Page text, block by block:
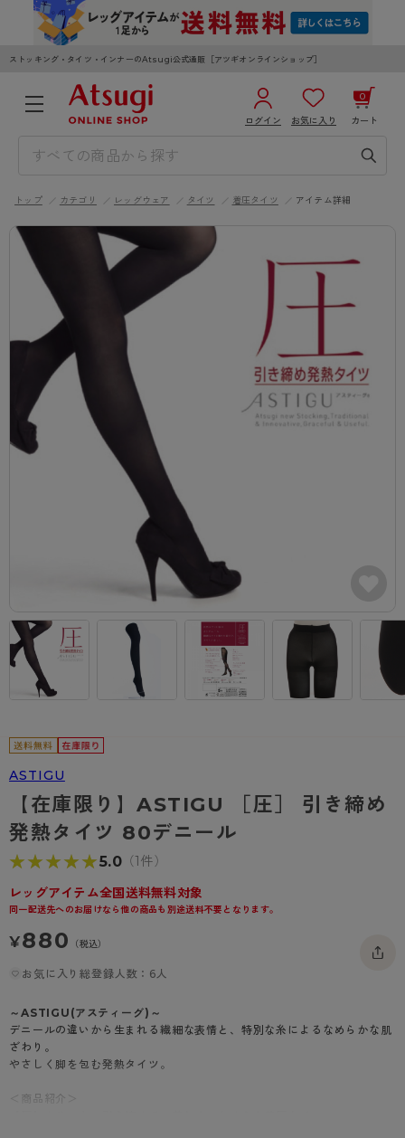
ストッキング・タイツ・インナーのAtsugi公式通販［アツギオンラインショップ］
ログイン お気に入り カート
0
カートを見る
3,980円以上のご購入で送料無料
ログイン／新規会員登録
WOMEN KIDS
カテゴリから探す
レッグウェア
ストッキング
- 無地ストッキング
- 柄ストッキング
- ショート丈ストッキング
- 着圧ストッキング
- パンティ部レスストッキング
タイツ
- 柄タイツ
- ひざ下丈タイツ
- 着圧タイツ
ソックス・靴下
レギンス・スパッツ
インナーウェア
- ノンワイヤーブラ
- ブラトップ
ショーツ
- レギュラーショーツ
肌着・インナー
- 長袖（七分袖以上）
- タンクトップ
- カップ付きインナー
ライフスタイルウェア
ルームウェア・パジャマ
アクティブ・スポーツ
- スポーツブラ
雑貨・小物
レッグウエア
ソックス・靴下
クルー・レギュラー丈ソックス
スニーカー丈・くるぶし丈ソックス
インナーウエア
Tバック・ビキニ
肌着・インナー
ライフスタイルウェア
ルームウェア・パジャマ
レッグウエア
ソックス・靴下
クルー・レギュラー丈ソックス
スニーカー丈・くるぶし丈ソックス
ハイソックス
スクールソックス
インナーウエア
ノンワイヤーブラ
スポーツブラ
ショーツ
レギュラーショーツ
ブランドから探す
クリアビューティアクティブ
スゴスト
フェイクタイツ
hotto comfort
スクールタイム
みんなの、みんなの。
CLINICAL
ハイジュニ
商品選びのお手伝い
お悩み別ガードル
私に似合う、ストッキング選び
タイツの選び方
ご利用ガイド
はじめての方へ
よくある質問（FAQ）
配送方法について
返品・交換について
お問い合わせについて
トップ カテゴリ レッグウェア タイツ 着圧タイツ アイテム詳細
ASTIGU
【在庫限り】ASTIGU ［圧］ 引き締め
発熱タイツ 80デニール
★★★★★
★★★★★5.0（1件）
レッグアイテム全国送料無料対象
同一配送先へのお届けなら他の商品も別途送料不要となります。
¥880 （税込）
お気に入り総登録人数：6人
～ASTIGU(アスティーグ)～
デニールの違いから生まれる繊細な表情と、特別な糸によるなめらかな肌
ざわり。
やさしく脚を包む発熱タイツ。
＜商品紹介＞